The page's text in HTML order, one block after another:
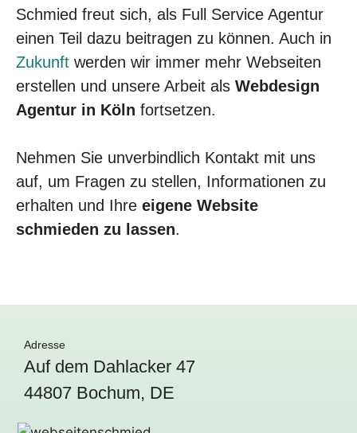
Schmied freut sich, als Full Service Agentur
einen Teil dazu beitragen zu können. Auch in
Zukunft werden wir immer mehr Webseiten
erstellen und unsere Arbeit als Webdesign
Agentur in Köln fortsetzen.
Nehmen Sie unverbindlich Kontakt mit uns
auf, um Fragen zu stellen, Informationen zu
erhalten und Ihre eigene Website
schmieden zu lassen.
Adresse
Auf dem Dahlacker 47
44807 Bochum, DE